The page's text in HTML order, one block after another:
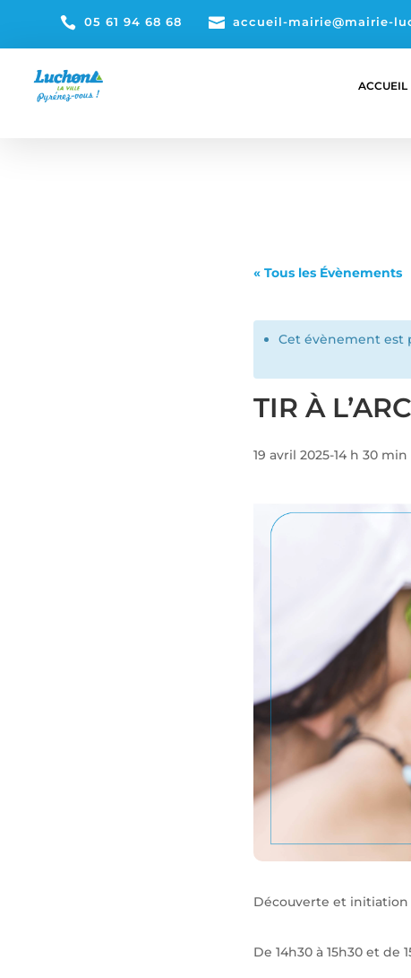
 05 61 94 68 68  accueil-mairie@mairie-
ACCUEIL
« Tous les Évènements
Cet évènement est
TIR À L’ARC
19 avril 2025-14 h 30 min
Découverte et initiation
De 14h30 à 15h30 et de